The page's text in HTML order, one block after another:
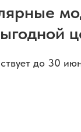
до 30